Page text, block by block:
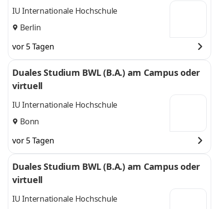
IU Internationale Hochschule
Berlin
vor 5 Tagen
Duales Studium BWL (B.A.) am Campus oder
virtuell
IU Internationale Hochschule
Bonn
vor 5 Tagen
Duales Studium BWL (B.A.) am Campus oder
virtuell
IU Internationale Hochschule